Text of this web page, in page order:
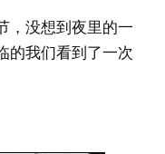
，没想到夜里的一
的我们看到了一次